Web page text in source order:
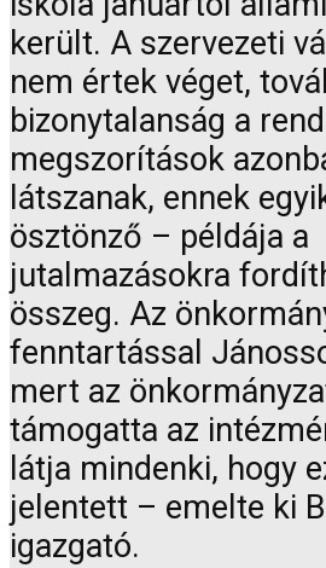
került. A szervezeti
nem értek véget,
bizonytalanság a
megszorítások
látszanak, ennek
ösztönző – példája a
jutalmazásokra
összeg. Az
fenntartással
mert az
támogatta az
látja mindenki, hogy
jelentett – emelte ki
igazgató.